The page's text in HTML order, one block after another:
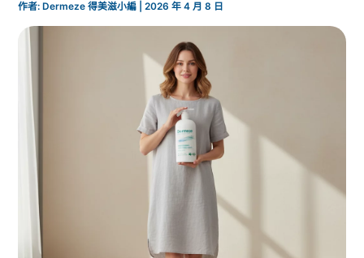
作者: Dermeze 得美滋小編 |2026 年 4 月 8 日